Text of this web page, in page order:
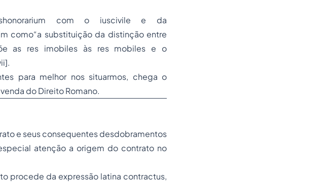
com o iuscivile e da
como“a substituição da distinção entre
as res imobiles às res mobiles e o
para melhor nos situarmos, chega o
do Direito Romano.
e seus consequentes desdobramentos
atenção a origem do contrato no
procede da expressão latina contractus,